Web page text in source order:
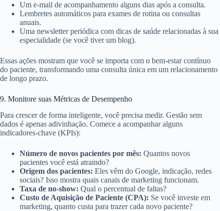
Um e-mail de acompanhamento alguns dias após a consulta.
Lembretes automáticos para exames de rotina ou consultas
anuais.
Uma newsletter periódica com dicas de saúde relacionadas à sua
especialidade (se você tiver um blog).
Essas ações mostram que você se importa com o bem-estar contínuo
do paciente, transformando uma consulta única em um relacionamento
de longo prazo.
9. Monitore suas Métricas de Desempenho
Para crescer de forma inteligente, você precisa medir. Gestão sem
dados é apenas adivinhação. Comece a acompanhar alguns
indicadores-chave (KPIs):
Número de novos pacientes por mês: Quantos novos
pacientes você está atraindo?
Origem dos pacientes: Eles vêm do Google, indicação, redes
sociais? Isso mostra quais canais de marketing funcionam.
Taxa de no-show: Qual o percentual de faltas?
Custo de Aquisição de Paciente (CPA): Se você investe em
marketing, quanto custa para trazer cada novo paciente?